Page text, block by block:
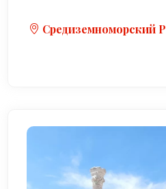
Средиземноморский